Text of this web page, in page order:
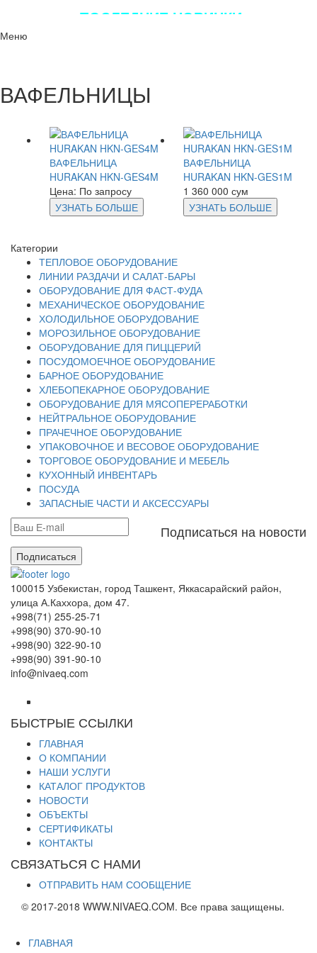
ПОСЛЕДНИЕ НОВИНКИ
Меню
ВАФЕЛЬНИЦЫ
ВАФЕЛЬНИЦА
HURAKAN HKN-GES4M
Цена: По запросу
УЗНАТЬ БОЛЬШЕ
ВАФЕЛЬНИЦА
HURAKAN HKN-GES1M
1 360 000 сум
УЗНАТЬ БОЛЬШЕ
Категории
ТЕПЛОВОЕ ОБОРУДОВАНИЕ
ЛИНИИ РАЗДАЧИ И САЛАТ-БАРЫ
ОБОРУДОВАНИЕ ДЛЯ ФАСТ-ФУДА
МЕХАНИЧЕСКОЕ ОБОРУДОВАНИЕ
ХОЛОДИЛЬНОЕ ОБОРУДОВАНИЕ
МОРОЗИЛЬНОЕ ОБОРУДОВАНИЕ
ОБОРУДОВАНИЕ ДЛЯ ПИЦЦЕРИЙ
ПОСУДОМОЕЧНОЕ ОБОРУДОВАНИЕ
БАРНОЕ ОБОРУДОВАНИЕ
ХЛЕБОПЕКАРНОЕ ОБОРУДОВАНИЕ
ОБОРУДОВАНИЕ ДЛЯ МЯСОПЕРЕРАБОТКИ
НЕЙТРАЛЬНОЕ ОБОРУДОВАНИЕ
ПРАЧЕЧНОЕ ОБОРУДОВАНИЕ
УПАКОВОЧНОЕ И ВЕСОВОЕ ОБОРУДОВАНИЕ
ТОРГОВОЕ ОБОРУДОВАНИЕ И МЕБЕЛЬ
КУХОННЫЙ ИНВЕНТАРЬ
ПОСУДА
ЗАПАСНЫЕ ЧАСТИ И АКСЕССУАРЫ
Подписаться на новости
Подписаться
100015 Узбекистан, город Ташкент, Яккасарайский район,
улица А.Каххора, дом 47.
+998(71) 255-25-71
+998(90) 370-90-10
+998(90) 322-90-10
+998(90) 391-90-10
info@nivaeq.com
БЫСТРЫЕ ССЫЛКИ
ГЛАВНАЯ
О КОМПАНИИ
НАШИ УСЛУГИ
КАТАЛОГ ПРОДУКТОВ
НОВОСТИ
ОБЪЕКТЫ
СЕРТИФИКАТЫ
КОНТАКТЫ
СВЯЗАТЬСЯ С НАМИ
ОТПРАВИТЬ НАМ СООБЩЕНИЕ
© 2017-2018 WWW.NIVAEQ.COM. Все права защищены.
ГЛАВНАЯ